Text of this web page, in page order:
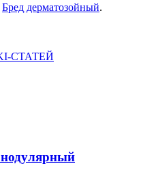
Бред дерматозойный.
СТАТЕЙ